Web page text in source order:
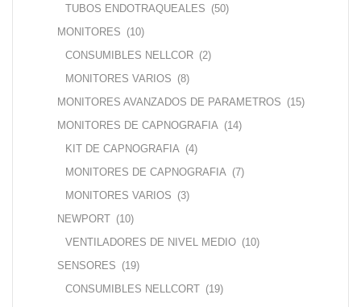
TUBOS ENDOTRAQUEALES (50)
MONITORES (10)
CONSUMIBLES NELLCOR (2)
MONITORES VARIOS (8)
MONITORES AVANZADOS DE PARAMETROS (15)
MONITORES DE CAPNOGRAFIA (14)
KIT DE CAPNOGRAFIA (4)
MONITORES DE CAPNOGRAFIA (7)
MONITORES VARIOS (3)
NEWPORT (10)
VENTILADORES DE NIVEL MEDIO (10)
SENSORES (19)
CONSUMIBLES NELLCORT (19)